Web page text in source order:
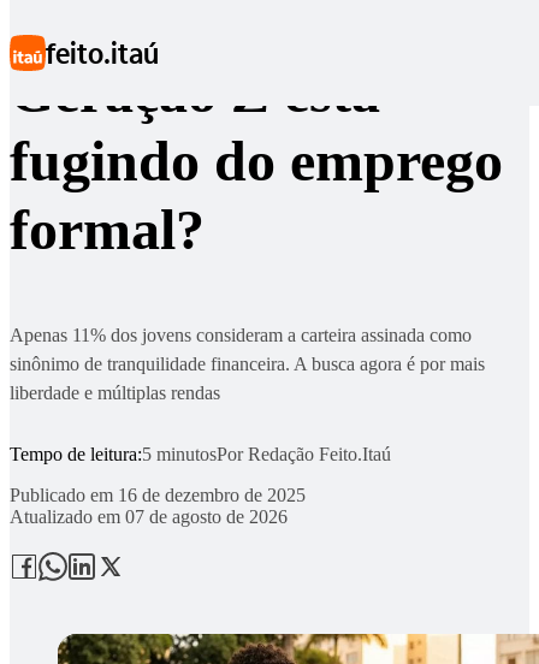
feito.itaú
Geração Z está
fugindo do emprego
formal?
Apenas 11% dos jovens consideram a carteira assinada como
sinônimo de tranquilidade financeira. A busca agora é por mais
liberdade e múltiplas rendas
Tempo de leitura:5 minutosPorRedação Feito.Itaú
Publicado em 16 de dezembro de 2025
Atualizado em 07 de agosto de 2026